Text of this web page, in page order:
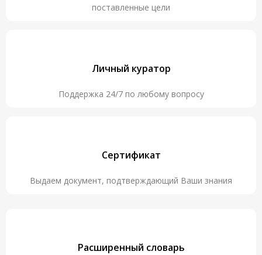
поставленные цели
Личный куратор
Поддержка 24/7 по любому вопросу
Сертификат
Выдаем документ, подтверждающий Ваши знания
Расширенный словарь